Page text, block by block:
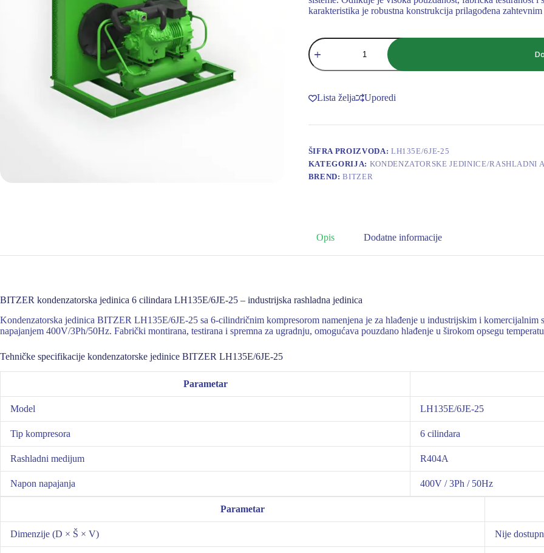
karakteristika je robustna konstrukcija prilagođena
BITZER
KONDENZATORSKA
JEDINICA
LH135E/6JE-
25
Lista želja Uporedi
ŠIFRA PROIZVODA: LH135E/6JE-25
KATEGORIJA: KONDENZATORSKE JEDINICE/RASHLADNI
BREND:BITZER
Opis Dodatne informacije
BITZER kondenzatorska jedinica 6 cilindara LH135E/6JE-25 – industrijska rashladna jedinica
Kondenzatorska jedinica BITZER LH135E/6JE-25 sa 6-cilindričnim kompresorom namenjena je za hlađenje u industrijskim i komercijalnim
napajanjem 400V/3Ph/50Hz. Fabrički montirana, testirana i spremna za ugradnju, omogućava pouzdano hlađenje u širokom opsegu
Tehničke specifikacije kondenzatorske jedinice BITZER LH135E/6JE-25
Parametar
Model LH135E/6JE-25
Tip kompresora 6 cilindara
Rashladni medijum R404A
Napon napajanja 400V / 3Ph / 50Hz
Parametar
Dimenzije (D × Š × V) Nije